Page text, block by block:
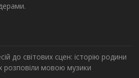
до світових сцен: історію родини
розповіли мовою музики